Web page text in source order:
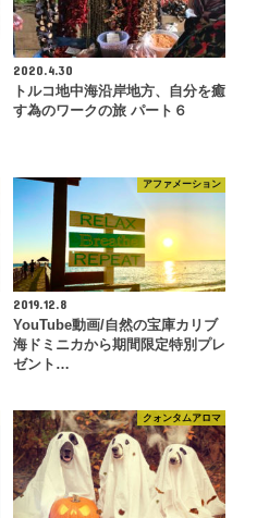
2020.4.30
トルコ地中海沿岸地方、自分を癒
す為のワークの旅 パート６
アファメーション
2019.12.8
YouTube動画/自然の宝庫カリブ
海ドミニカから期間限定特別プレ
ゼント…
クォンタムアロマ